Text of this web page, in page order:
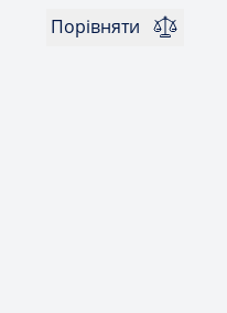
Порівняти